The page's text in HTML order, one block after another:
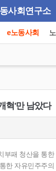
사회연구소
e노동사회
혁'만 남았다
부패 청산을 통
한 자유민주주의